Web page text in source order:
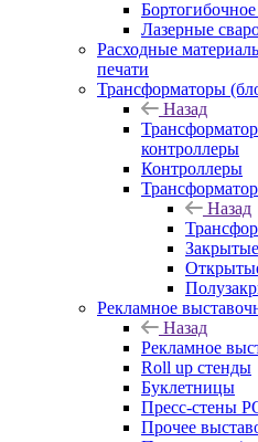
Лазерные
Расходные
печати
Трансформаторы
Назад
контроллеры
Контроллеры
Назад
Рекламное
Назад
Рекламное
Roll up стенды
Буклетницы
Пресс-стены
Прочее